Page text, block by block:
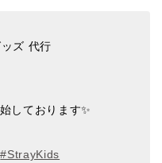
ズ 代行
しております✨
#StrayKids